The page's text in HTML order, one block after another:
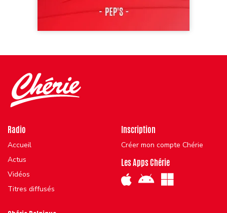
Radio
Accueil
Actus
Vidéos
Titres diffusés
Inscription
Créer mon compte Chérie
Les Apps Chérie